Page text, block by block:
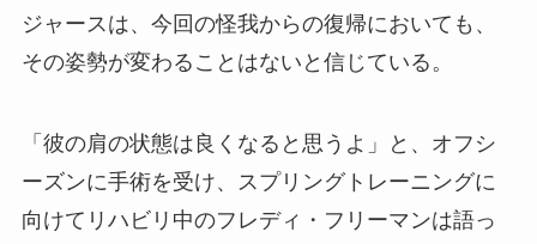
ジャースは、今回の怪我からの復帰においても、
その姿勢が変わることはないと信じている。
「彼の肩の状態は良くなると思うよ」と、オフシ
ーズンに手術を受け、スプリングトレーニングに
向けてリハビリ中のフレディ・フリーマンは語っ